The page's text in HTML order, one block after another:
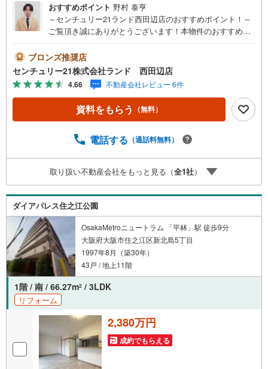
おすすめポイント 野村 泰亨
～センチュリー21ランド西田辺店のおすすめポイント！～
ご覧頂き誠にありがとうございます！本物件のおすすめポ
■最上階15階部分■南西向き住戸■陽当たり・眺望・通風良
好＜立地＞■南港ポートタウン線「平林」駅より徒歩約5分
お気軽にお問い合わせください！＜センチュリー21ランド
について＞●センチュリー21ランド西田辺店は・・・ お
客様のニーズに寄り添い、大切なお住まいのご購入に最後
まで伴走いたします！●リフォームのご相談も承っておりま
ださいませ！
ブロンズ推奨店
センチュリー21株式会社ランド 西田辺店
4.66 不動産会社レビュー 6件
資料をもらう （無料）
電話する （通話料無料）
取り扱い不動産会社をもっと見る（全1社）
ダイアパレス住之江公園
OsakaMetroニュートラム 「平林」駅 徒歩9分
大阪府大阪市住之江区新北島5丁目
1997年8月（築30年）
43戸 / 地上11階
1階 / 南 / 66.27m2 / 3LDK
リフォーム
2,380万円
成約でもらえる